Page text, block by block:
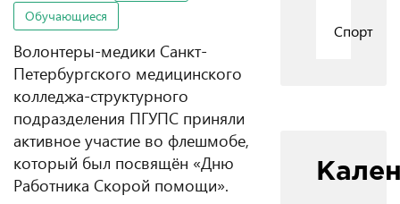
Обучающиеся
Волонтеры-медики Санкт-
Петербургского медицинского
колледжа-структурного
подразделения ПГУПС приняли
активное участие во флешмобе,
который был посвящён «Дню
Работника Скорой помощи».
Спорт